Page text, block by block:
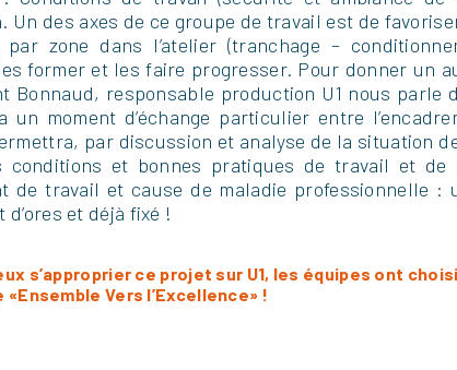
Un des axes de ce groupe de travail est de
par zone dans l’atelier (tranchage –
former et les faire progresser. Pour donner un
Bonnaud, responsable production U1 nous parle
un moment d’échange particulier entre
par discussion et analyse de la situation
et bonnes pratiques de travail et de
de travail et cause de maladie professionnelle
et déjà fixé !
s’approprier ce projet sur U1, les équipes ont
«Ensemble Vers l’Excellence» !